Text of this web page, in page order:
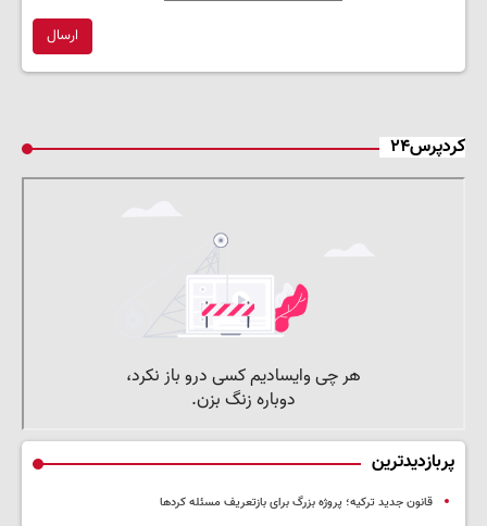
ارسال
کردپرس۲۴
پربازدیدترین
قانون جدید ترکیه؛ پروژه بزرگ‌ برای بازتعریف مسئله کردها